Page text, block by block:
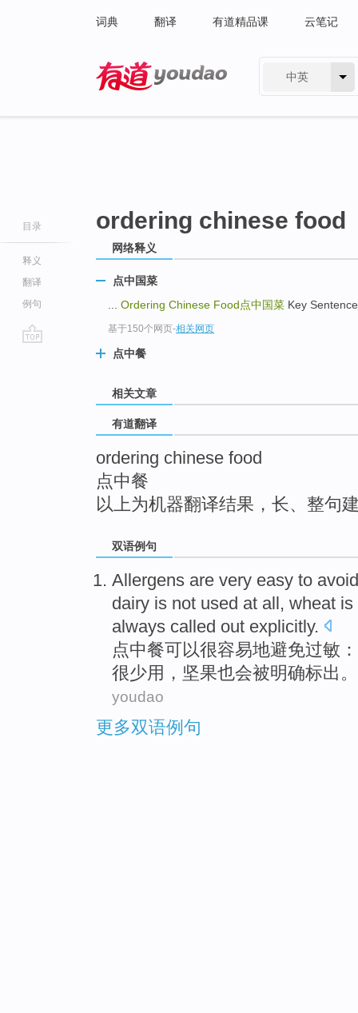
词典 翻译 有道精品课 云笔记
中英
目录
释义
翻译
例句
ordering chinese food
网络释义
点中国菜
Ordering Chinese Food点中国菜 Key
基于150个网页-相关网页
点中餐
相关文章
有道翻译
ordering chinese food
点中餐
以上为机器翻译结果，长、整句
双语例句
Allergens are very easy to avoid
dairy is not used at all, wheat is
always called out explicitly.
点中餐可以很容易地避免过敏
很少用， 坚果也会被明确标出 。
youdao
更多双语例句